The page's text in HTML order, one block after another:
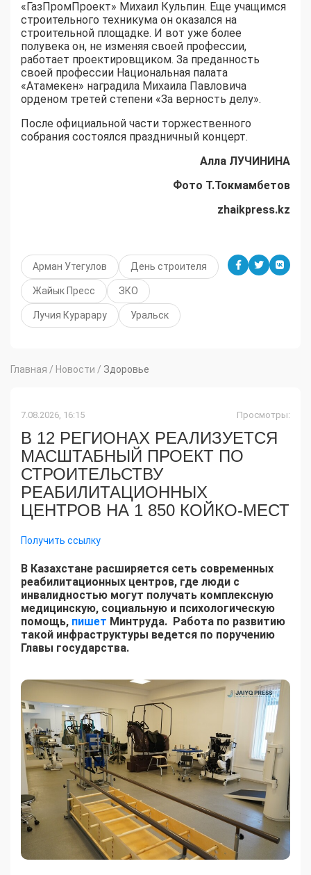
«ГазПромПроект» Михаил Кульпин. Еще учащимся
строительного техникума он оказался на
строительной площадке. И вот уже более
полувека он, не изменяя своей профессии,
работает проектировщиком. За преданность
своей профессии Национальная палата
«Атамекен» наградила Михаила Павловича
орденом третей степени «За верность делу».
После официальной части торжественного
собрания состоялся праздничный концерт.
Алла ЛУЧИНИНА
Фото Т.Токмамбетов
zhaikpress.kz
Арман Утегулов День строителя
Жайык Пресс ЗКО
Лучия Курарару Уральск
Главная / Новости / Здоровье
7.08.2026, 16:15 Просмотры:
В 12 РЕГИОНАХ РЕАЛИЗУЕТСЯ
МАСШТАБНЫЙ ПРОЕКТ ПО
СТРОИТЕЛЬСТВУ
РЕАБИЛИТАЦИОННЫХ
ЦЕНТРОВ НА 1 850 КОЙКО-МЕСТ
Получить ссылку
В Казахстане расширяется сеть современных
реабилитационных центров, где люди с
инвалидностью могут получать комплексную
медицинскую, социальную и психологическую
помощь, пишет Минтруда. Работа по развитию
такой инфраструктуры ведется по поручению
Главы государства.